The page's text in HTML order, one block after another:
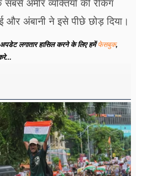
अमीर व्यक्तियों की रैंकिंग
अंबानी ने इसे पीछे छोड़ दिया।
लगातार हासिल करने के लिए हमेंफेसबुक,